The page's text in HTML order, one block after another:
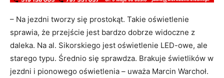
– Na jezdni tworzy się prostokąt. Takie oświetlenie
sprawia, że przejście jest bardzo dobrze widoczne z
daleka. Na al. Sikorskiego jest oświetlenie LED-owe, ale
starego typu. Średnio się sprawdza. Brakuje świetlików w
jezdni i pionowego oświetlenia – uważa Marcin Warchoł.